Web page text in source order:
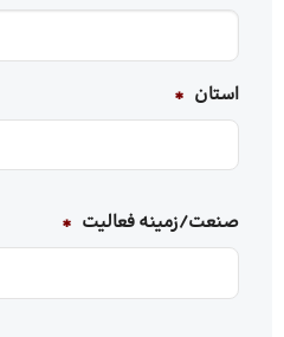
استان *
صنعت/زمینه‌ فعالیت *